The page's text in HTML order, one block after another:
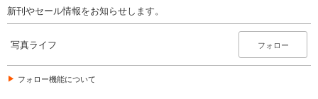
あらすじを表示する
カート
新刊やセール情報をお知らせします。
写真ライフ フォロー
フォロー機能について